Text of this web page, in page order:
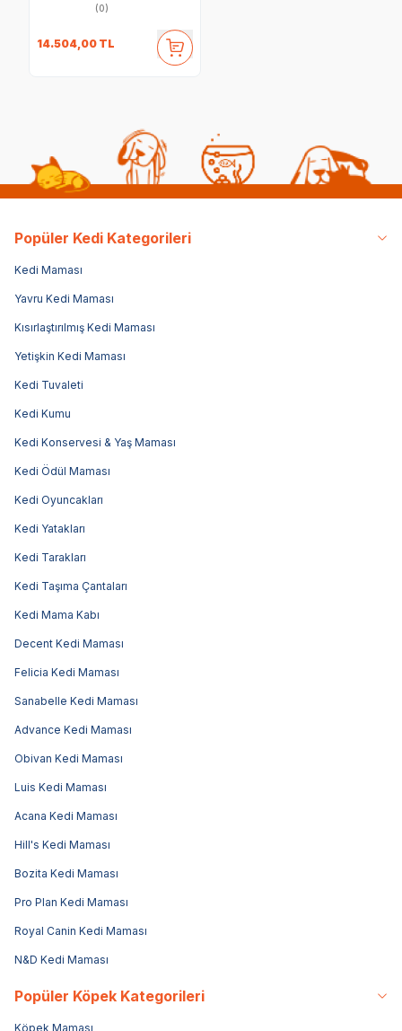
Orta/Büyük Irklar
(0)
14.504,00 TL
Popüler Kedi Kategorileri
Kedi Maması
Yavru Kedi Maması
Kısırlaştırılmış Kedi Maması
Yetişkin Kedi Maması
Kedi Tuvaleti
Kedi Kumu
Kedi Konservesi & Yaş Maması
Kedi Ödül Maması
Kedi Oyuncakları
Kedi Yatakları
Kedi Tarakları
Kedi Taşıma Çantaları
Kedi Mama Kabı
Decent Kedi Maması
Felicia Kedi Maması
Sanabelle Kedi Maması
Advance Kedi Maması
Obivan Kedi Maması
Luis Kedi Maması
Acana Kedi Maması
Hill's Kedi Maması
Bozita Kedi Maması
Pro Plan Kedi Maması
Royal Canin Kedi Maması
N&D Kedi Maması
Popüler Köpek Kategorileri
Köpek Maması